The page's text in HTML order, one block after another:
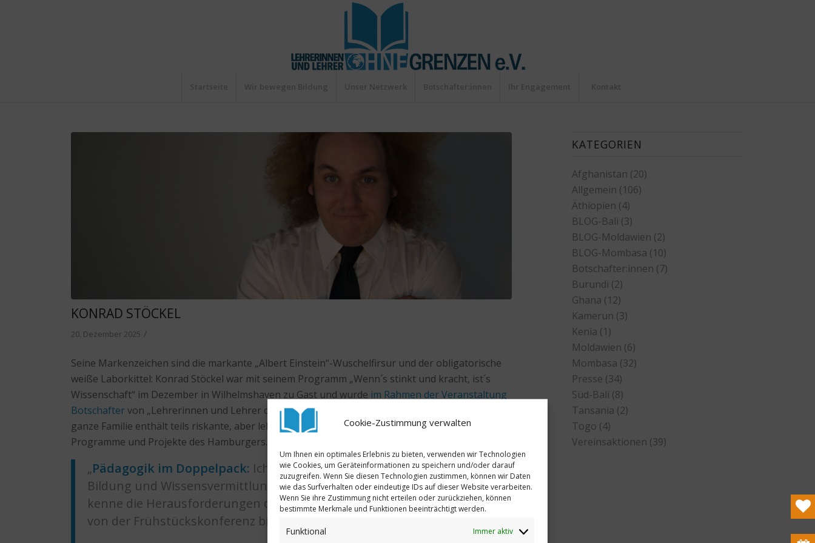
Cookie-Zustimmung verwalten
Um Ihnen ein optimales Erlebnis zu bieten, verwenden wir Technologien
wie Cookies, um Geräteinformationen zu speichern und/oder darauf
zuzugreifen. Wenn Sie diesen Technologien zustimmen, können wir Daten
wie das Surfverhalten oder eindeutige IDs auf dieser Website verarbeiten.
Wenn Sie ihre Zustimmung nicht erteilen oder zurückziehen, können
bestimmte Merkmale und Funktionen beeinträchtigt werden.
Funktional Immer aktiv
KONRAD STÖCKEL
20. Dezember 2025 /
Seine Markenzeichen sind die markante „Albert Einstein“-Wuschelfirsur und der obligatorische
weiße Laborkittel: Konrad Stöckel war mit seinem Programm „Wenn´s stinkt und kracht, ist´s
Wissenschaft“ im Dezember in Wilhelmshaven zu Gast und wurde im Rahmen der Veranstaltung
Botschaftervon „Lehrerinnen und Lehrer ohne Grenzen“ ernannt. Die interaktive Show für die
ganze Familie enthält teils riskante, aber lehrreiche Experimente und ist typisch für die
Programme und Projekte des Hamburgers.
„Pädagogik im Doppelpack: Ich wuchs in einem Haushalt auf, in dem
Bildung und Wissensvermittlung zum täglichen Brot gehörten. Ich
kenne die Herausforderungen des Lehrerberufs also aus erster Hand
von der Frühstückskonferenz bis zur Korrektur am Abend.
KATEGORIEN
Afghanistan (20)
Allgemein (106)
Äthiopien (4)
BLOG-Bali (3)
BLOG-Moldawien (2)
BLOG-Mombasa (10)
Botschafter:innen (7)
Burundi (2)
Ghana (12)
Kamerun (3)
Kenia (1)
Moldawien (6)
Mombasa (32)
Presse (34)
Süd-Bali (8)
Tansania (2)
Togo (4)
Vereinsaktionen (39)